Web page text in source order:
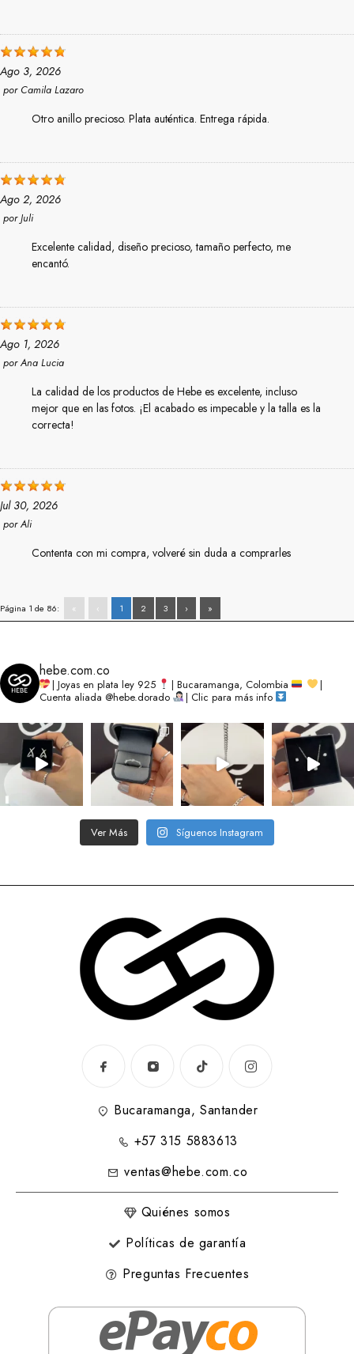
Ago 3, 2026
porCamila Lazaro
Otro anillo precioso. Plata auténtica. Entrega rápida.
Ago 2, 2026
porJuli
Excelente calidad, diseño precioso, tamaño perfecto, me
encantó.
Ago 1, 2026
porAna Lucia
La calidad de los productos de Hebe es excelente, incluso
mejor que en las fotos. ¡El acabado es impecable y la talla es la
correcta!
Jul 30, 2026
porAli
Contenta con mi compra, volveré sin duda a comprarles
Página 1 de 86: « ‹ 1 2 3 › »
hebe.com.co
| Joyas en plata ley 925 | Bucaramanga, Colombia
|
Cuenta aliada @hebe.dorado
| Clic para más info
Ver Más Síguenos Instagram
Bucaramanga, Santander
+57 315 5883613
ventas@hebe.com.co
Quiénes somos
Políticas de garantía
Preguntas Frecuentes